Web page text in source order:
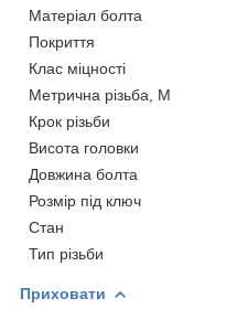
Матеріал болта
Покриття
Клас міцності
Метрична різьба, М
Крок різьби
Висота головки
Довжина болта
Розмір під ключ
Стан
Тип різьби
Приховати